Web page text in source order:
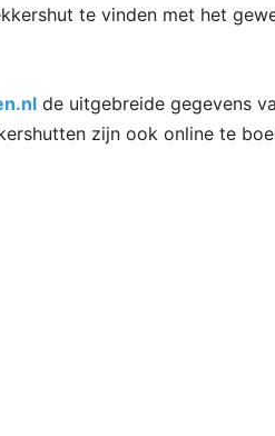
te vinden met het
de uitgebreide gegevens
zijn ook online te